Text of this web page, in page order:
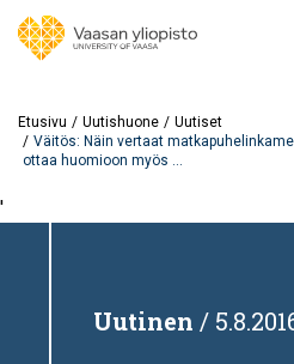
Etusivu Uutishuone
Uutiset
Väitös: Näin vertaat
ottaa huomioon myös ...
'
Uutinen